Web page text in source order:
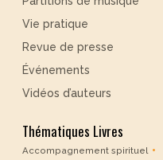
Vie pratique
Revue de presse
Événements
Vidéos d’auteurs
Thématiques Livres
Accompagnement spirituel